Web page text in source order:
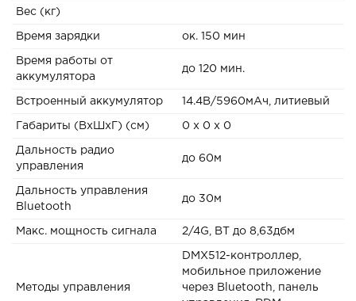
Вес (кг)
Время зарядки ок. 150 мин
Время работы от
аккумулятора
до 120 мин.
Встроенный аккумулятор 14.4В/5960мАч, литиевый
Габариты (ВxШxГ) (см) 0 x 0 x 0
Дальность радио
управления
до 60м
Дальность управления
Bluetooth
до 30м
Макс. мощность сигнала 2/4G, BT до 8,63дбм
Методы управления
DMX512-контроллер,
мобильное приложение
через Bluetooth, панель